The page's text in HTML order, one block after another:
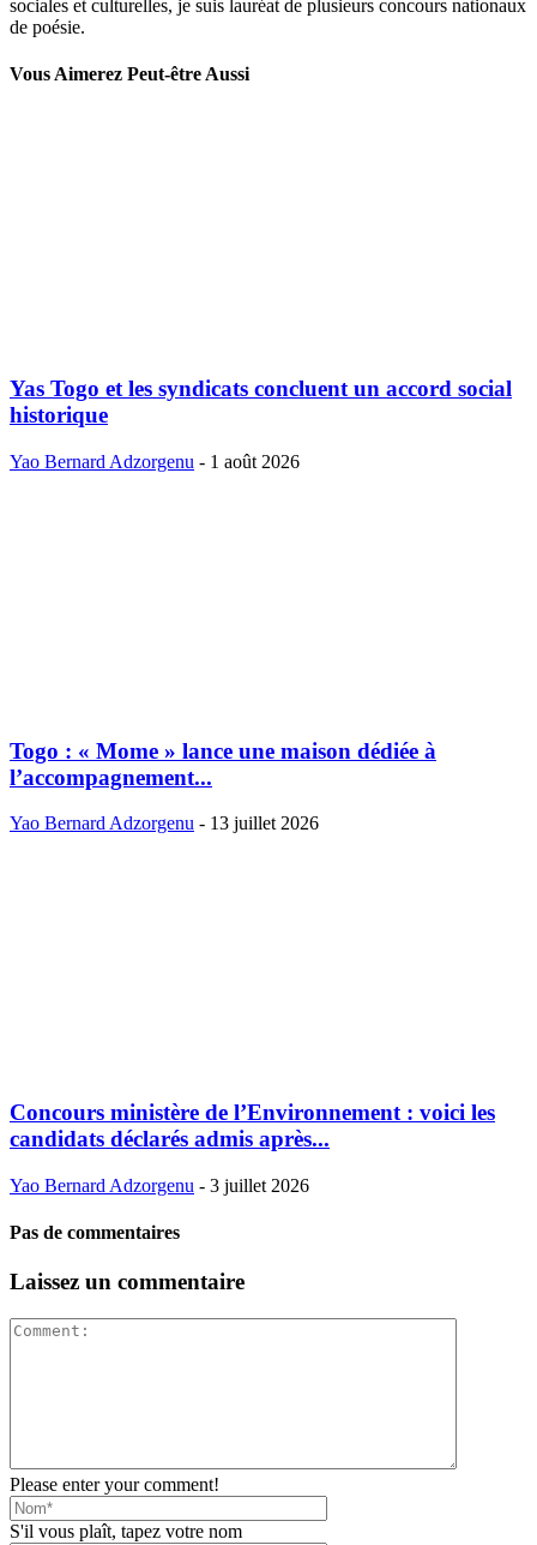
sociales et culturelles, je suis lauréat de plusieurs concours nationaux
de poésie.
Vous Aimerez Peut-être Aussi
Yas Togo et les syndicats concluent un accord social
historique
Yao Bernard Adzorgenu - 1 août 2026
Togo : « Mome » lance une maison dédiée à
l’accompagnement...
Yao Bernard Adzorgenu - 13 juillet 2026
Concours ministère de l’Environnement : voici les
candidats déclarés admis après...
Yao Bernard Adzorgenu - 3 juillet 2026
Pas de commentaires
Laissez un commentaire
Please enter your comment!
S'il vous plaît, tapez votre nom